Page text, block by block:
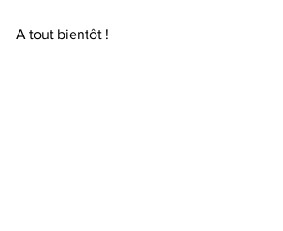
A tout bientôt !